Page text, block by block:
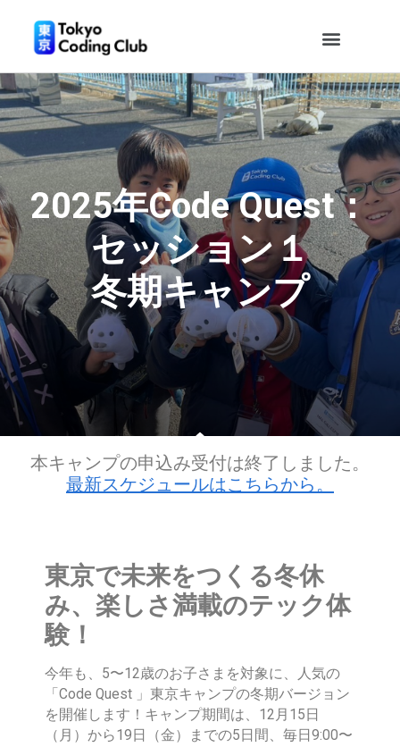
2025年Code Quest：
セッション１
冬期キャンプ
本キャンプの申込み受付は終了しました。
最新スケジュールはこちらから。
東京で未来をつくる冬休
み、楽しさ満載のテック体
験！
今年も、5〜12歳のお子さまを対象に、人気の
「Code Quest 」東京キャンプの冬期バージョン
を開催します！キャンプ期間は、12月15日
（月）から19日（金）までの5日間、毎日9:00〜